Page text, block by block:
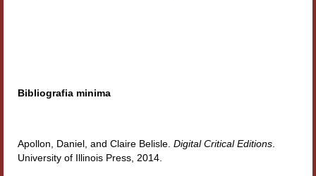
Bibliografia minima
Apollon, Daniel, and Claire Belisle. Digital Critical Editions
University of Illinois Press, 2014.